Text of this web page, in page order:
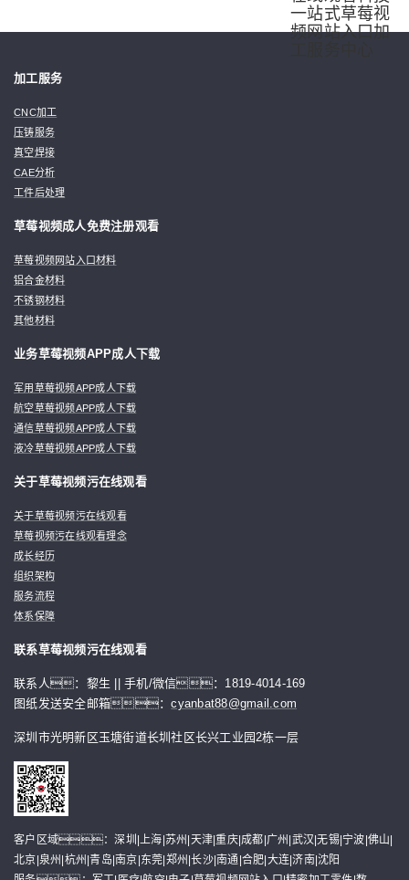
加工服务
CNC加工
压铸服务
真空焊接
CAE分析
工件后处理
草莓视频成人免费注册观看
草莓视频网站入口材料
铝合金材料
不锈钢材料
其他材料
业务草莓视频APP成人下载
军用草莓视频APP成人下载
航空草莓视频APP成人下载
通信草莓视频APP成人下载
液冷草莓视频APP成人下载
关于草莓视频污在线观看
关于草莓视频污在线观看
草莓视频污在线观看理念
成长经历
组织架构
服务流程
体系保障
联系草莓视频污在线观看
联系人：黎生 || 手机/微信：1819-4014-169
图纸发送安全邮箱：cyanbat88@gmail.com
深圳市光明新区玉塘街道长圳社区长兴工业园2栋一层
客户区域：深圳|上海|苏州|天津|重庆|成都|广州|武汉|无锡|宁波|佛山|
北京|泉州|杭州|青岛|南京|东莞|郑州|长沙|南通|合肥|大连|济南|沈阳